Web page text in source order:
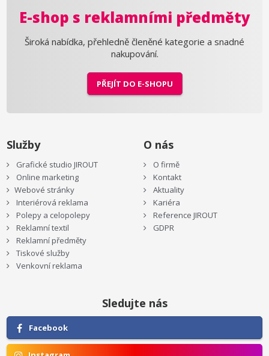
Služby
Grafické studio JIROUT
Online marketing
Webové stránky
Interiérová reklama
Polepy a celopolepy
Reklamní textil
Reklamní předměty
Tiskové služby
Venkovní reklama
O nás
O firmě
Kontakt
Aktuality
Kariéra
Reference JIROUT
GDPR
Sledujte nás
Facebook
E-shop s reklamními předměty
Široká nabídka, přehledně členěné kategorie a snadné
nakupování.
PŘEJÍT DO E-SHOPU